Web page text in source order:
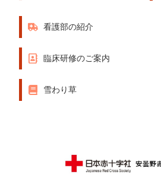
看護部の紹介
臨床研修のご案内
雪わり草